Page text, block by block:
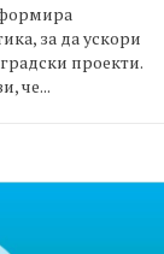
за да ускори
проекти.
че...